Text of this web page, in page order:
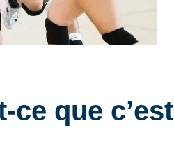
ce que c’est